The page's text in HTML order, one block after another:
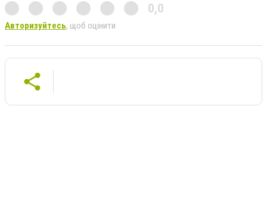
0,0
Авторизуйтесь, щоб оцінити